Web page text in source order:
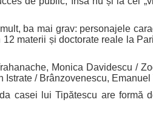
ba mai grav: personajele
materii și doctorate reale la
Monica Davidescu /
/ Brânzovenescu,
casei lui Tipătescu are formă